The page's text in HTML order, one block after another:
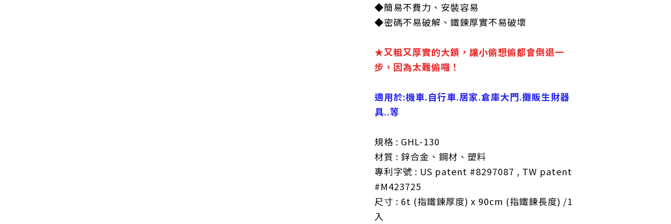
◆簡易不費力、安裝容易
◆密碼不易破解、鐵鍊厚實不易破壞
★又粗又厚實的大鎖，讓小偷想偷都會倒退一
步，因為太難偷囉！
適用於:機車.自行車.居家.倉庫大門.攤販生財器
具..等
規格 : GHL-130
材質 : 鋅合金、鋼材、塑料
專利字號 : US patent #8297087 , TW patent
#M423725
尺寸 : 6t (指鐵鍊厚度) x 90cm (指鐵鍊長度) /1
入